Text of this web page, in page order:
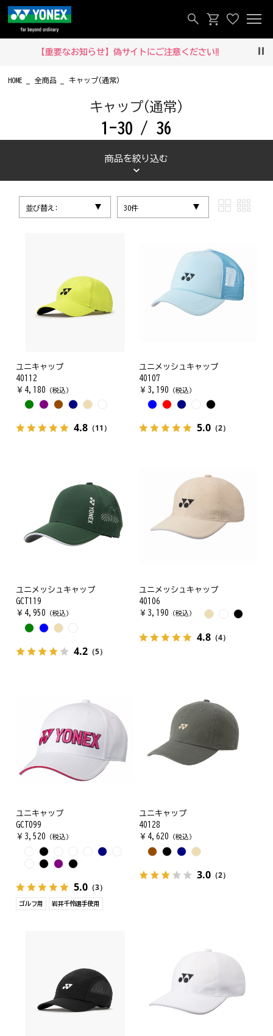
【重要なお知らせ】偽サイトにご注意ください‼
HOME 全商品 キャップ(通常)
キャップ(通常)
1-30 / 36
商品を絞り込む
並び替え: 30件
ユニキャップ
40112
￥ 4,180 （税込）
4.8 （11）
ユニメッシュキャップ
40107
￥ 3,190 （税込）
5.0（2）
ユニメッシュキャップ
GCT119
￥ 4,950 （税込）
4.2 （5）
ユニメッシュキャップ
40106
￥ 3,190 （税込）
4.8（4）
ユニキャップ
GCT099
￥ 3,520 （税込）
5.0 （3）
ゴルフ用 岩井千怜選手使用
ユニキャップ
40128
￥ 4,620 （税込）
3.0（2）